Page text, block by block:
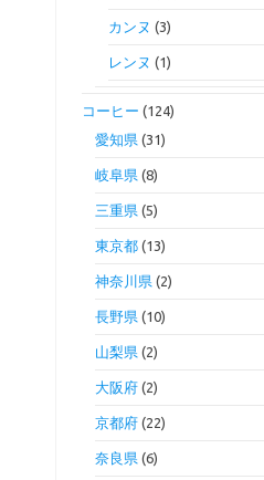
カンヌ (3)
レンヌ (1)
コーヒー (124)
愛知県(31)
岐阜県(8)
三重県(5)
東京都(13)
神奈川県(2)
長野県(10)
山梨県(2)
大阪府(2)
京都府(22)
奈良県(6)